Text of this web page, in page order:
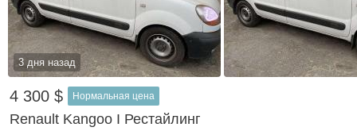
3 дня назад
4 300 $ Нормальная цена
Renault Kangoo I Рестайлинг